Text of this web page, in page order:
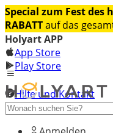
Special zum Fest des
RABATTauf das
Holyart APP
App Store
Play Store
Hilfe und Kontakt
Entdecken Sie Premium